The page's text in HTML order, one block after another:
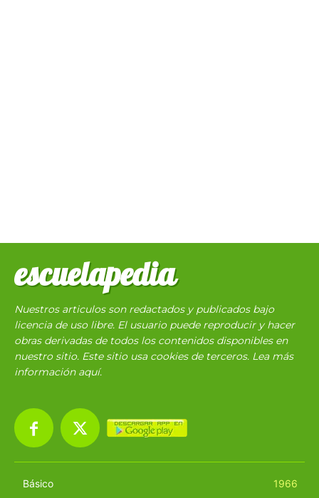
escuelapedia
Nuestros articulos son redactados y publicados bajo
licencia de uso libre. El usuario puede reproducir y hacer
obras derivadas de todos los contenidos disponibles en
nuestro sitio. Este sitio usa cookies de terceros. Lea más
información aquí.
Básico
1966